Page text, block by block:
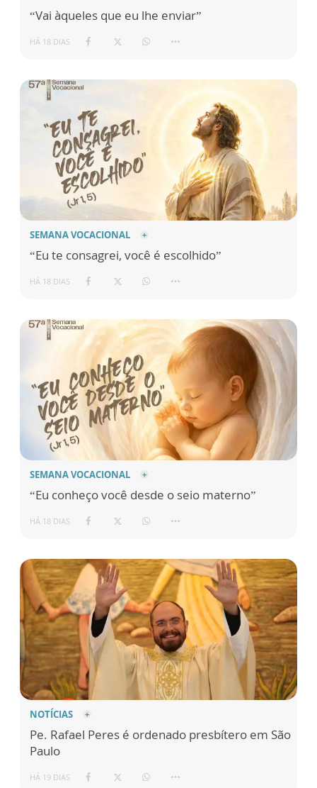
“Vai àqueles que eu lhe enviar”
HÁ 18 DIAS
SEMANA VOCACIONAL
“Eu te consagrei, você é escolhido”
HÁ 18 DIAS
SEMANA VOCACIONAL
“Eu conheço você desde o seio materno”
HÁ 18 DIAS
NOTÍCIAS
Pe. Rafael Peres é ordenado presbítero em São
Paulo
HÁ 19 DIAS